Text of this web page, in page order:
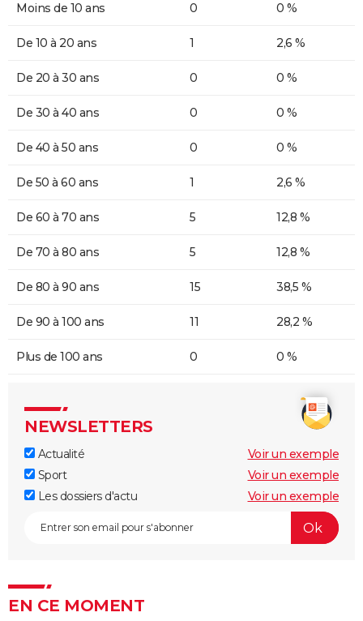
Moins de 10 ans 0 0 %
De 10 à 20 ans 1 2,6 %
De 20 à 30 ans 0 0 %
De 30 à 40 ans 0 0 %
De 40 à 50 ans 0 0 %
De 50 à 60 ans 1 2,6 %
De 60 à 70 ans 5 12,8 %
De 70 à 80 ans 5 12,8 %
De 80 à 90 ans 15 38,5 %
De 90 à 100 ans 11 28,2 %
Plus de 100 ans 0 0 %
NEWSLETTERS
Actualité
Voir un exemple
Sport
Voir un exemple
Les dossiers d'actu
Voir un exemple
EN CE MOMENT